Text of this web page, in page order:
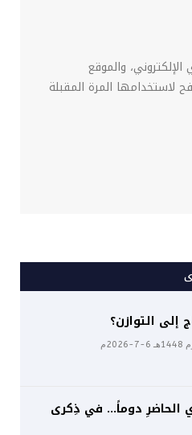
والموقع
لاستخدامها المرة المقبلة
إلى التوازن؟
الحاضرِ دوماً… في ذِكرى